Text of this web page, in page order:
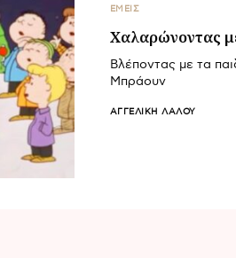
ΕΜΕΙΣ
Χαλαρώνοντας
Βλέποντας με τα
Μπράουν
ΑΓΓΕΛΙΚΉ ΛΆΛΟΥ